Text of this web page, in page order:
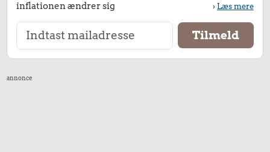
inflationen ændrer sig
›Læs mere
annonce